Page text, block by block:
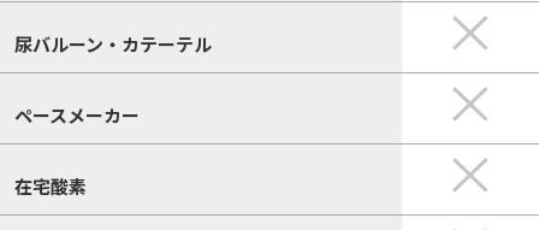
尿バルーン・カテーテル
ペースメーカー
在宅酸素